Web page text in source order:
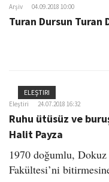
Arşiv 04.09.2018 10:00
Turan Dursun Turan
ELEŞTIRI
Eleştiri 24.07.2018 16:32
Ruhu ütüsüz ve
Halit Payza
1970 doğumlu,
Fakültesi’ni